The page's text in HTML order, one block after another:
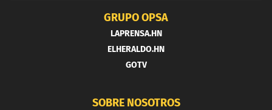
GRUPO OPSA
LAPRENSA.HN
ELHERALDO.HN
GOTV
SOBRE NOSOTROS